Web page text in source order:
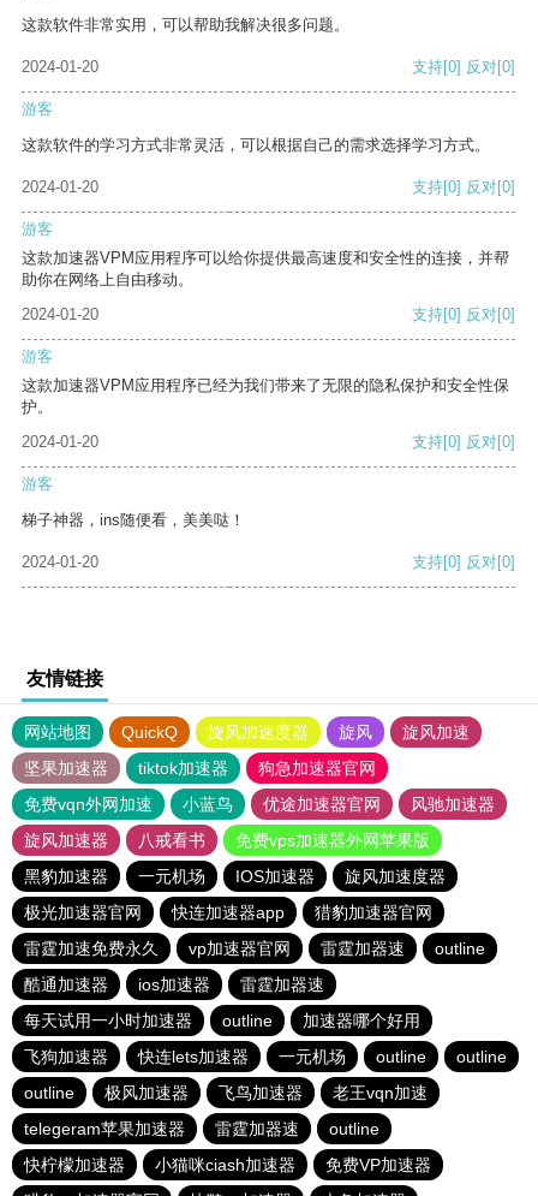
这款软件非常实用，可以帮助我解决很多问题。
2024-01-20 支持[0] 反对[0]
游客
这款软件的学习方式非常灵活，可以根据自己的需求选择学习方式。
2024-01-20 支持[0] 反对[0]
游客
这款加速器VPM应用程序可以给你提供最高速度和安全性的连接，并帮
助你在网络上自由移动。
2024-01-20
支持[0] 反对[0]
游客
这款加速器VPM应用程序已经为我们带来了无限的隐私保护和安全性保
护。
2024-01-20
支持[0] 反对[0]
游客
梯子神器，ins随便看，美美哒！
2024-01-20 支持[0] 反对[0]
友情链接
网站地图 QuickQ 旋风加速度器 旋风
旋风加速
坚果加速器
tiktok加速器
狗急加速器官网
免费vqn外网加速
小蓝鸟 优途加速器官网
风驰加速器
旋风加速器
八戒看书
免费vps加速器外网苹果版
黑豹加速器
一元机场 IOS加速器
旋风加速度器
极光加速器官网
快连加速器app
猎豹加速器官网
雷霆加速免费永久
vp加速器官网 雷霆加器速
outline
酷通加速器
ios加速器
雷霆加器速
每天试用一小时加速器
outline
加速器哪个好用
飞狗加速器
快连lets加速器 一元机场 outline
outline
outline
极风加速器 飞鸟加速器
老王vqn加速
telegeram苹果加速器
雷霆加器速
outline
快柠檬加速器
小猫咪ciash加速器
免费VP加速器